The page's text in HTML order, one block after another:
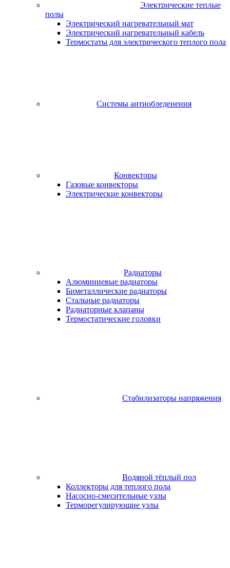
Электрические теплые
полы
Электрический нагревательный мат
Электрический нагревательный кабель
Термостаты для электрического теплого пола
Системы антиобледенения
Конвекторы
Газовые конвекторы
Электрические конвекторы
Радиаторы
Алюминиевые радиаторы
Биметаллические радиаторы
Стальные радиаторы
Радиаторные клапаны
Термостатические головки
Стабилизаторы напряжения
Водяной тёплый пол
Коллекторы для теплого пола
Насосно-смесительные узлы
Терморегулирующие узлы